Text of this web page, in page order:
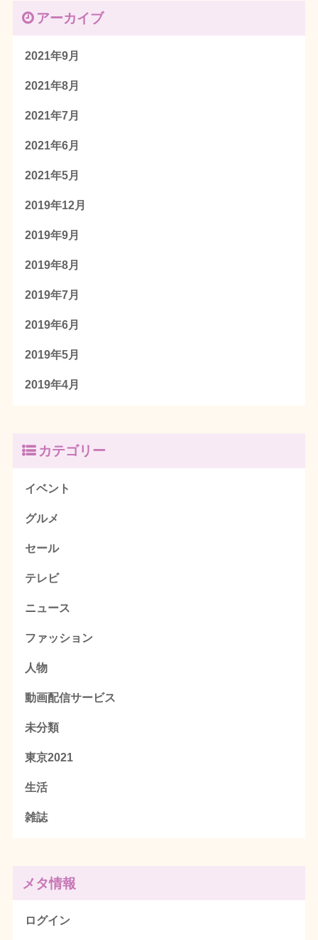
アーカイブ
2021年9月
2021年8月
2021年7月
2021年6月
2021年5月
2019年12月
2019年9月
2019年8月
2019年7月
2019年6月
2019年5月
2019年4月
カテゴリー
イベント
グルメ
セール
テレビ
ニュース
ファッション
人物
動画配信サービス
未分類
東京2021
生活
雑誌
メタ情報
ログイン